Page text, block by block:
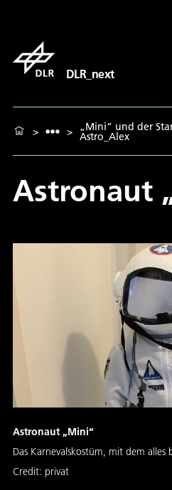
DLR_next
> > „Mini“ und der
Astro_Alex
Astronaut
Astronaut „Mini“
Das Karnevalskostüm, mit dem
Credit: privat